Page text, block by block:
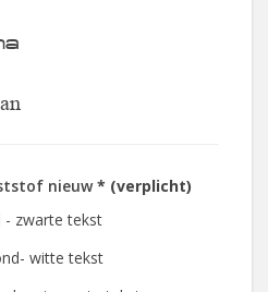
nieuw* (verplicht)
- zwarte tekst
witte tekst